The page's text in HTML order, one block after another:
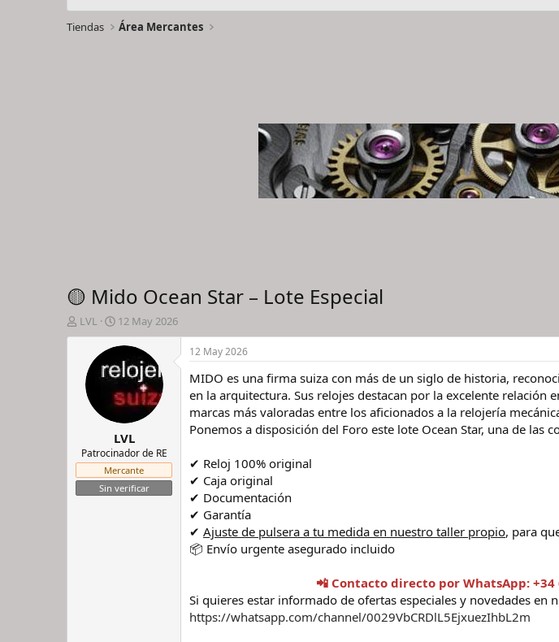
Tiendas Área Mercantes
🟡 Mido Ocean Star – Lote Especial
I
n
d
e
l
h
LVL
F
e
c
h
a
d
e
i
n
i
c
i
o
12 May 2026
LVL
Patrocinador de RE
Mercante
Sin verificar
12 May 2026
MIDO es una firma suiza con más de un siglo de historia,
en la arquitectura. Sus relojes destacan por la excelente relación
marcas más valoradas entre los aficionados a la relojería
Ponemos a disposición del Foro este lote Ocean Star, una de las
✔ Reloj 100% original
✔ Caja original
✔ Documentación
✔ Garantía
✔ Ajuste de pulsera a tu medida en nuestro taller propio, para
📦 Envío urgente asegurado incluido
📲 Contacto directo por WhatsApp: +34
Si quieres estar informado de ofertas especiales y novedades en
https://whatsapp.com/channel/0029VbCRDlL5EjxuezIhbL2m